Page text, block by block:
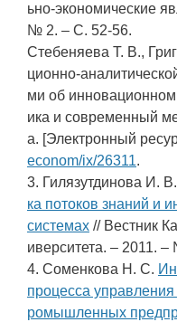
ьно-экономические
№ 2. – С. 52-56.
Стебеняева Т. В.,
ционно-
ми об
ика и современный
а. [Электронный
econom/ix/26311.
3. Гилязутдинова И.
ка потоков знаний и
системах // Вестник
иверситета. – 2011.
4. Соменкова Н. С.
процесса
ромышленных